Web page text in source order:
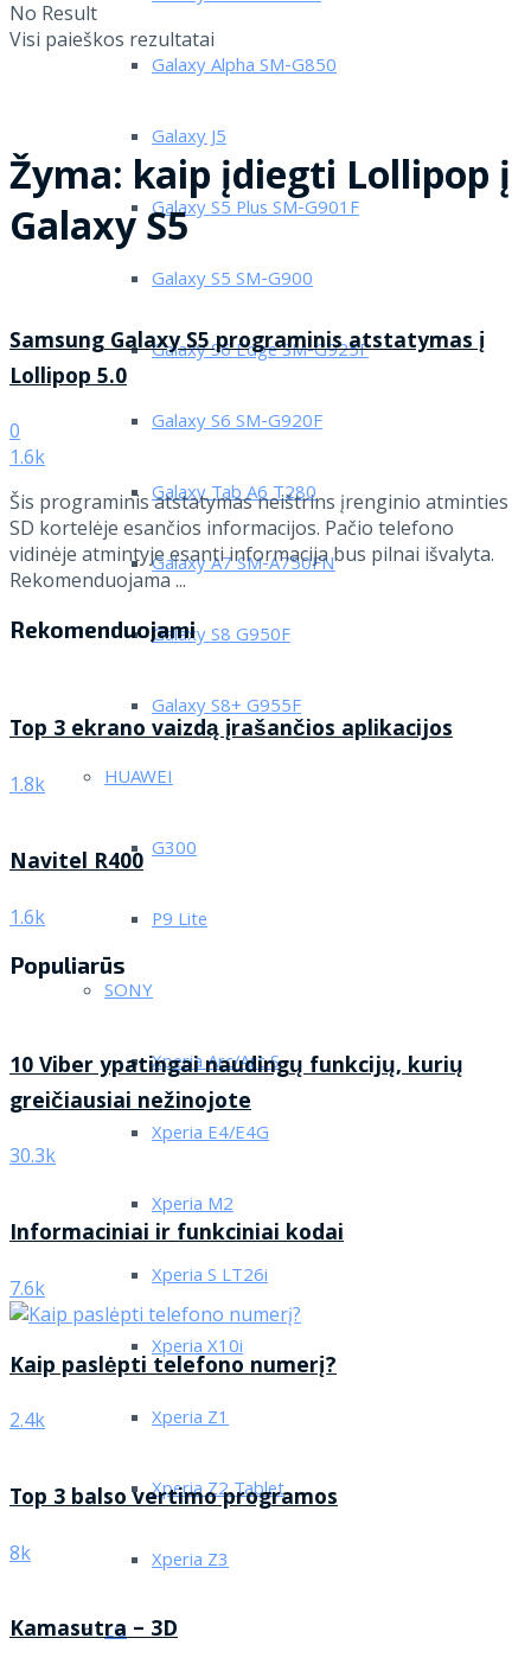
Galaxy Alpha SM-G850
Galaxy J5
Galaxy S5 Plus SM-G901F
Galaxy S5 SM-G900
Galaxy S6 Edge SM-G925F
Galaxy S6 SM-G920F
Galaxy Tab A6 T280
Galaxy A7 SM-A750FN
Galaxy S8 G950F
Galaxy S8+ G955F
HUAWEI
G300
P9 Lite
SONY
Xperia Arc/Arc S
Xperia E4/E4G
Xperia M2
Xperia S LT26i
Xperia X10i
Xperia Z1
Xperia Z2 Tablet
Xperia Z3
LG
No Result
Visi paieškos rezultatai
Žyma: kaip įdiegti Lollipop į
Galaxy S5
Samsung Galaxy S5 programinis atstatymas į
Lollipop 5.0
0
1.6k
Šis programinis atstatymas neištrins įrenginio atminties
SD kortelėje esančios informacijos. Pačio telefono
vidinėje atmintyje esanti informacija bus pilnai išvalyta.
Rekomenduojama ...
Rekomenduojami
Top 3 ekrano vaizdą įrašančios aplikacijos
1.8k
Navitel R400
1.6k
Populiarūs
10 Viber ypatingai naudingų funkcijų, kurių
greičiausiai nežinojote
30.3k
Informaciniai ir funkciniai kodai
7.6k
Kaip paslėpti telefono numerį?
2.4k
Top 3 balso vertimo programos
8k
Kamasutra – 3D